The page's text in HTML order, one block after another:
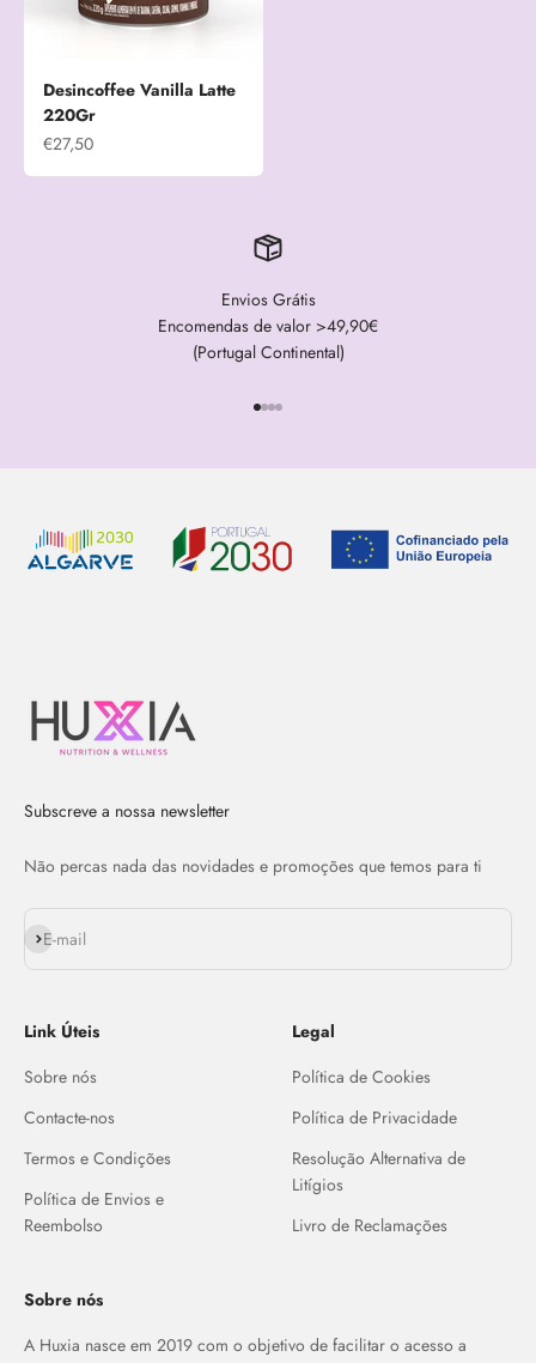
Desincoffee Vanilla Latte
220Gr
Preço promocional
€27,50
Envios Grátis
Encomendas de valor >49,90€
(Portugal Continental)
Subscreve a nossa newsletter
Não percas nada das novidades e promoções que temos para ti
E-mail
Assinar
Link Úteis
Sobre nós
Contacte-nos
Termos e Condições
Política de Envios e
Reembolso
Legal
Política de Cookies
Política de Privacidade
Resolução Alternativa de
Litígios
Livro de Reclamações
Sobre nós
A Huxia nasce em 2019 com o objetivo de facilitar o acesso a